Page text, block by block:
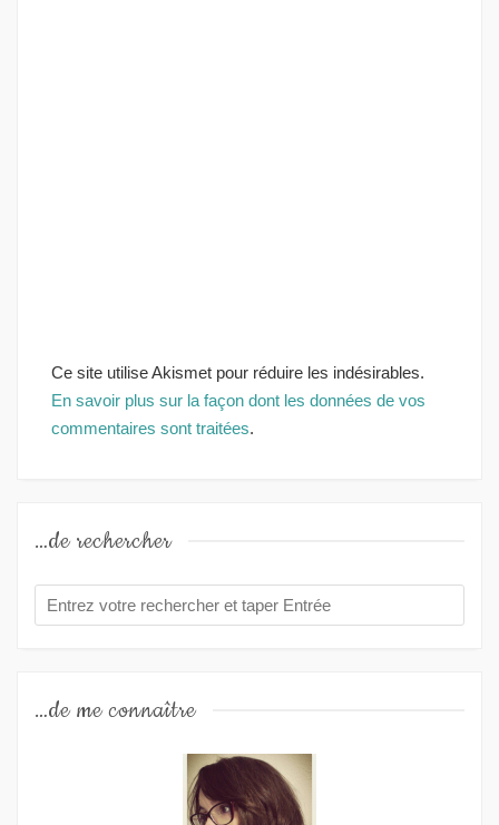
Ce site utilise Akismet pour réduire les indésirables.
En savoir plus sur la façon dont les données de vos
commentaires sont traitées.
…de rechercher
…de me connaître